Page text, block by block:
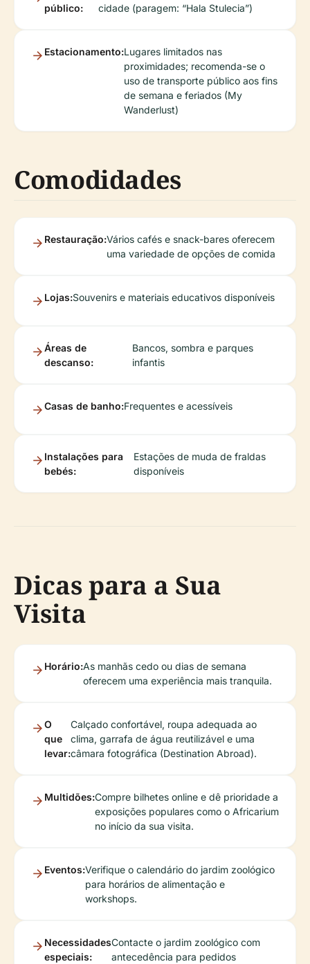
público:
cidade (paragem: “Hala Stulecia”)
Estacionamento:Lugares limitados nas
proximidades; recomenda-se o
uso de transporte público aos fins
de semana e feriados (My
Wanderlust)
Comodidades
Restauração:Vários cafés e snack-bares oferecem
uma variedade de opções de comida
Lojas:Souvenirs e materiais educativos disponíveis
Áreas de
descanso:
Bancos, sombra e parques
infantis
Casas de banho:Frequentes e acessíveis
Instalações para
bebés:
Estações de muda de fraldas
disponíveis
Dicas para a Sua
Visita
Horário:As manhãs cedo ou dias de semana
oferecem uma experiência mais tranquila.
O
que
levar:
Calçado confortável, roupa adequada ao
clima, garrafa de água reutilizável e uma
câmara fotográfica (Destination Abroad).
Multidões:Compre bilhetes online e dê prioridade a
exposições populares como o Africarium
no início da sua visita.
Eventos:Verifique o calendário do jardim zoológico
para horários de alimentação e
workshops.
Necessidades
especiais:
Contacte o jardim zoológico com
antecedência para pedidos